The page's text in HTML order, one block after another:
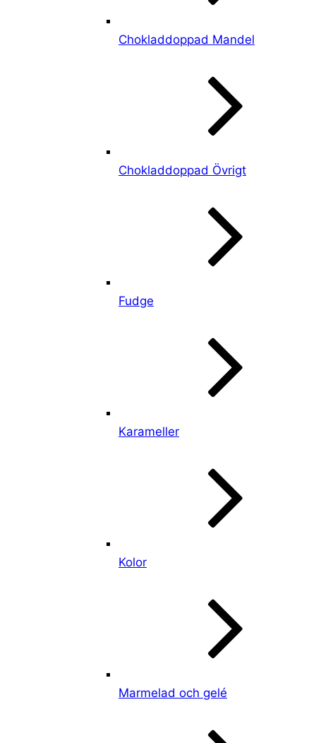
Chokladdoppad Mandel
Chokladdoppad Övrigt
Fudge
Karameller
Kolor
Marmelad och gelé